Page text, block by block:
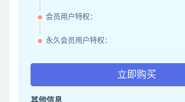
会员用户特权：
永久会员用户特权：
立即购买
其他信息